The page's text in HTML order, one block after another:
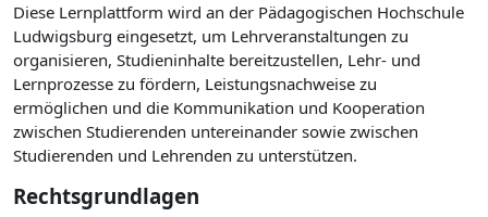
Diese Lernplattform wird an der Pädagogischen Hochschule
Ludwigsburg eingesetzt, um Lehrveranstaltungen zu
organisieren, Studieninhalte bereitzustellen, Lehr- und
Lernprozesse zu fördern, Leistungsnachweise zu
ermöglichen und die Kommunikation und Kooperation
zwischen Studierenden untereinander sowie zwischen
Studierenden und Lehrenden zu unterstützen.
Rechtsgrundlagen